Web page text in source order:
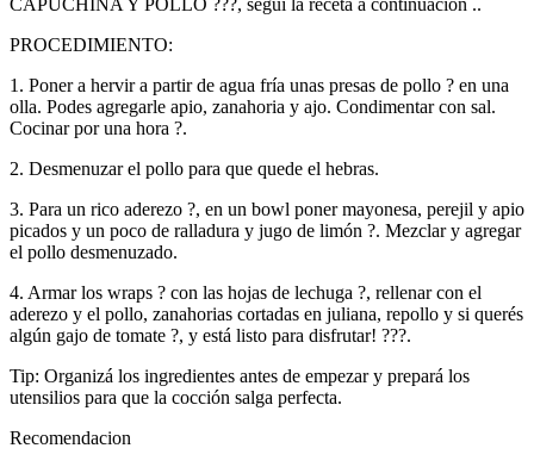
CAPUCHINA Y POLLO ???, seguí la receta a continuación ..
PROCEDIMIENTO:
1. Poner a hervir a partir de agua fría unas presas de pollo ? en una
olla. Podes agregarle apio, zanahoria y ajo. Condimentar con sal.
Cocinar por una hora ?.
2. Desmenuzar el pollo para que quede el hebras.
3. Para un rico aderezo ?, en un bowl poner mayonesa, perejil y apio
picados y un poco de ralladura y jugo de limón ?. Mezclar y agregar
el pollo desmenuzado.
4. Armar los wraps ? con las hojas de lechuga ?, rellenar con el
aderezo y el pollo, zanahorias cortadas en juliana, repollo y si querés
algún gajo de tomate ?, y está listo para disfrutar! ???.
Tip: Organizá los ingredientes antes de empezar y prepará los
utensilios para que la cocción salga perfecta.
Recomendacion